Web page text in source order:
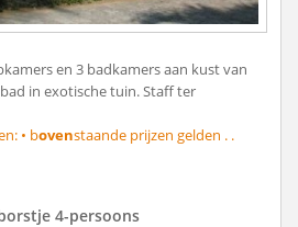
en 3 badkamers aan kust van
in exotische tuin. Staff ter
• bovenstaande prijzen gelden . .
4-persoons